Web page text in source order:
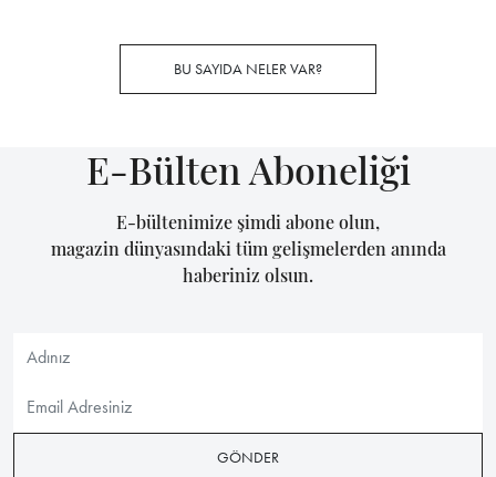
BU SAYIDA NELER VAR?
E-Bülten Aboneliği
E-bültenimize şimdi abone olun,
magazin dünyasındaki tüm gelişmelerden anında
haberiniz olsun.
GÖNDER